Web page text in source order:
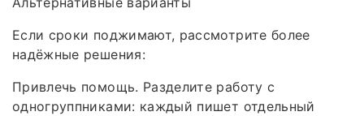
Если сроки поджимают, рассмотрите более
надёжные решения:
Привлечь помощь. Разделите работу с
одногруппниками: каждый пишет отдельный